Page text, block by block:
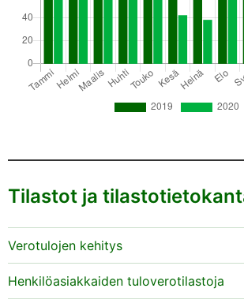
Tilastot ja
Verotulojen kehitys
Henkilöasiakkaiden tuloverotilastoja